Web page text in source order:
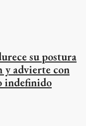
su postura
y advierte con
indefinido